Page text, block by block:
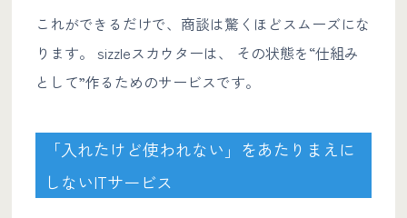
これができるだけで、商談は驚くほどスムーズにな
ります。 sizzleスカウターは、 その状態を“仕組み
として”作るためのサービスです。
「入れたけど使われない」をあたりまえに
しないITサービス